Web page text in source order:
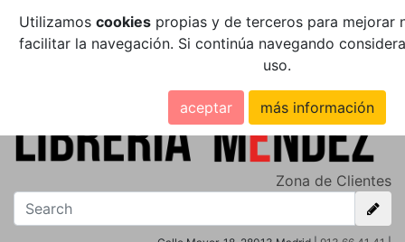
Utilizamos cookiespropias y de terceros para mejorar
facilitar la navegación. Si continúa navegando
uso.
aceptar más información
Zona de Clientes